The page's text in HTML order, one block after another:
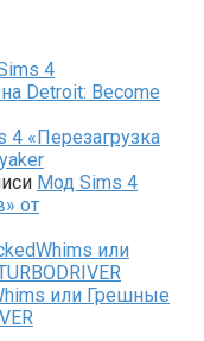
4
Detroit: Become
4 «Перезагрузка
Мод Sims 4
от
или
или Грешные